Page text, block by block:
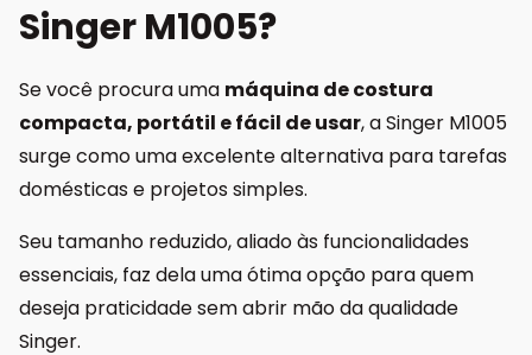
Singer M1005?
Se você procura uma máquina de costura
compacta, portátil e fácil de usar, a Singer M1005
surge como uma excelente alternativa para tarefas
domésticas e projetos simples.
Seu tamanho reduzido, aliado às funcionalidades
essenciais, faz dela uma ótima opção para quem
deseja praticidade sem abrir mão da qualidade
Singer.